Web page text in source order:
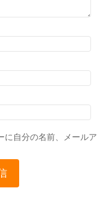
に自分の名前、メールア